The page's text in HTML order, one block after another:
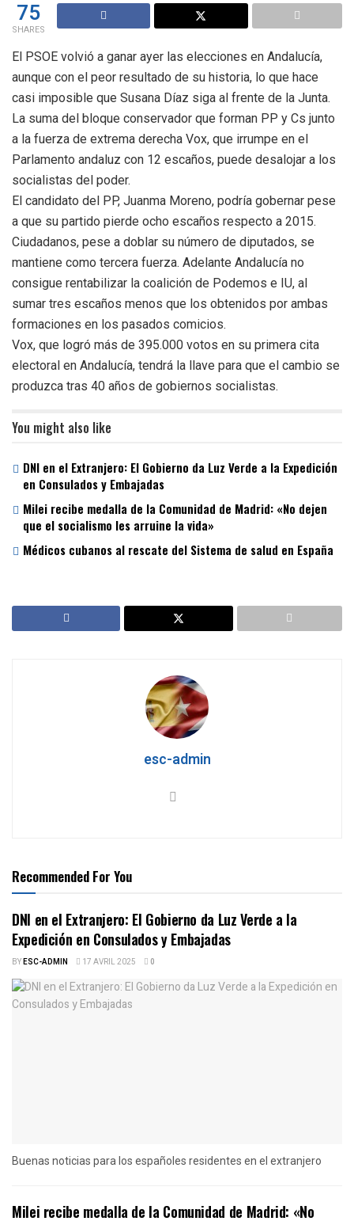
75
SHARES
El PSOE volvió a ganar ayer las elecciones en Andalucía,
aunque con el peor resultado de su historia, lo que hace
casi imposible que Susana Díaz siga al frente de la Junta.
La suma del bloque conservador que forman PP y Cs junto
a la fuerza de extrema derecha Vox, que irrumpe en el
Parlamento andaluz con 12 escaños, puede desalojar a los
socialistas del poder.
El candidato del PP, Juanma Moreno, podría gobernar pese
a que su partido pierde ocho escaños respecto a 2015.
Ciudadanos, pese a doblar su número de diputados, se
mantiene como tercera fuerza. Adelante Andalucía no
consigue rentabilizar la coalición de Podemos e IU, al
sumar tres escaños menos que los obtenidos por ambas
formaciones en los pasados comicios.
Vox, que logró más de 395.000 votos en su primera cita
electoral en Andalucía, tendrá la llave para que el cambio se
produzca tras 40 años de gobiernos socialistas.
You might also like
DNI en el Extranjero: El Gobierno da Luz Verde a la Expedición
en Consulados y Embajadas
Milei recibe medalla de la Comunidad de Madrid: «No dejen
que el socialismo les arruine la vida»
Médicos cubanos al rescate del Sistema de salud en España
esc-admin
Recommended For You
DNI en el Extranjero: El Gobierno da Luz Verde a la
Expedición en Consulados y Embajadas
BYESC-ADMIN 17 AVRIL 2025 0
Buenas noticias para los españoles residentes en el extranjero
Milei recibe medalla de la Comunidad de Madrid: «No